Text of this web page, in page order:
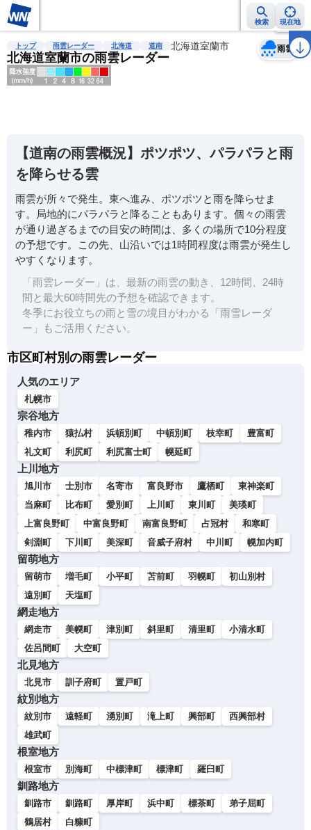
検索 現在地
雨雲レーダー 台風情報 地震情報 警報・注意報 2週間天気 ラ
トップ 雨雲レーダー 北海道 道南 北海道室蘭市
北海道室蘭市の雨雲レーダー
雨雲
天気 台風
【道南の雨雲概況】ポツポツ、パラパラと雨
を降らせる雲
雨雲が所々で発生。東へ進み、ポツポツと雨を降らせま
す。局地的にパラパラと降ることもあります。個々の雨雲
が通り過ぎるまでの目安の時間は、多くの場所で10分程度
の予想です。この先、山沿いでは1時間程度は雨雲が発生し
やすくなります。
「雨雲レーダー」は、最新の雨雲の動き、12時間、24時
間と最大60時間先の予想を確認できます。
冬季にお役立ちの雨と雪の境目がわかる「雨雪レーダ
ー」もご活用ください。
市区町村別の雨雲レーダー
人気のエリア
札幌市
宗谷地方
稚内市 猿払村 浜頓別町 中頓別町 枝幸町
豊富町
礼文町
利尻町 利尻富士町 幌延町
上川地方
旭川市 士別市 名寄市 富良野市 鷹栖町
東神楽町
当麻町
比布町 愛別町 上川町 東川町
美瑛町
上富良野町
中富良野町 南富良野町 占冠村
和寒町
剣淵町
下川町 美深町 音威子府村 中川町 幌加内町
留萌地方
留萌市 増毛町 小平町 苫前町 羽幌町
初山別村
遠別町
天塩町
網走地方
網走市 美幌町 津別町 斜里町 清里町
小清水町
佐呂間町
大空町
北見地方
北見市 訓子府町 置戸町
紋別地方
紋別市 遠軽町 湧別町 滝上町 興部町
西興部村
雄武町
根室地方
根室市 別海町 中標津町 標津町 羅臼町
釧路地方
釧路市 釧路町 厚岸町 浜中町 標茶町
弟子屈町
鶴居村
白糠町